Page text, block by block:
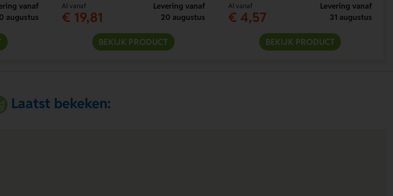
vanaf
augustus
Al vanaf
€ 19,81
Levering vanaf
20 augustus
BEKIJK PRODUCT
Al vanaf
€ 4,57
Levering vanaf
31 augustus
BEKIJK PRODUCT
Laatst bekeken: